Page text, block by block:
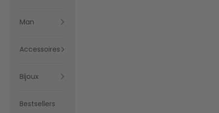
Man
Accessoires
Bijoux
Bestsellers